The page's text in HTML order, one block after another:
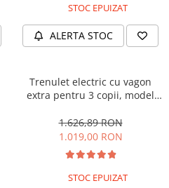
STOC EPUIZAT
ALERTA STOC
Trenulet electric cu vagon
extra pentru 3 copii, model
music player, albastru
1.626,89 RON
1.019,00 RON
STOC EPUIZAT